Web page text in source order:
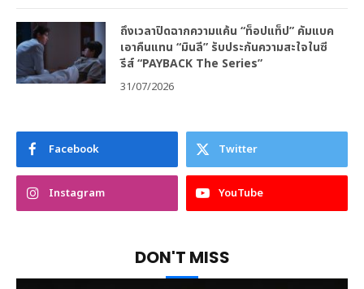
ถึงเวลาปิดฉากความแค้น “ท็อปแท็ป” คัมแบค
เอาคืนแทน “มินลี” รับประกันความสะใจในซี
รีส์ “PAYBACK The Series”
31/07/2026
Facebook Twitter
Instagram YouTube
DON'T MISS